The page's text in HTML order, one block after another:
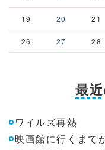
19 20 21
26 27 28
最
ワイルズ再熱
映画館に行くまで